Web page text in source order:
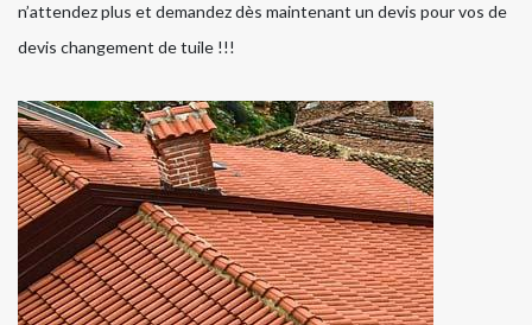
n’attendez plus et demandez dès maintenant un devis pour vos de
devis changement de tuile !!!